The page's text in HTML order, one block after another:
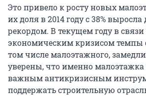
Это привело к росту новых
их доля в 2014 году с 38% выросла
рекордом. В текущем году в связи
экономическим кризисом темпы
том числе малоэтажного,
уверены, что именно малоэтажка
важным антикризисным
поддержать строительную